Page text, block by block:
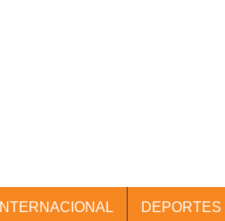
INTERNACIONAL DEPORTES